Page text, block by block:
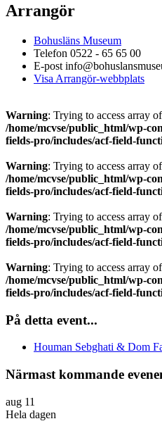
Arrangör
Bohusläns Museum
Telefon 0522 - 65 65 00
E-post
Visa Arrangör-webbplats
Warning: Trying to access array
/home/mcvse/public_html/wp-
fields-pro/includes/acf-field-
Warning: Trying to access array
/home/mcvse/public_html/wp-
fields-pro/includes/acf-field-
Warning: Trying to access array
/home/mcvse/public_html/wp-
fields-pro/includes/acf-field-
Warning: Trying to access array
/home/mcvse/public_html/wp-
fields-pro/includes/acf-field-
På detta event...
Houman Sebghati & Dom
Närmast kommande
aug 11
Hela dagen